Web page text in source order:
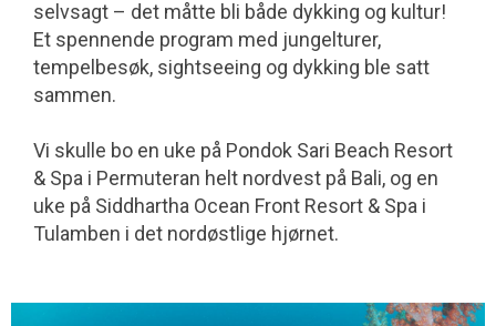
selvsagt – det måtte bli både dykking og kultur!
Et spennende program med jungelturer,
tempelbesøk, sight­seeing og dykking ble satt
sammen.
Vi skulle bo en uke på Pondok Sari Beach Resort
& Spa i Permuteran helt nordvest på Bali, og en
uke på Siddhartha Ocean Front Resort & Spa i
Tulamben i det nordøstlige hjørnet.